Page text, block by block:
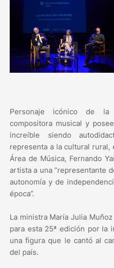
Personaje icónico de la
compositora musical y
increíble siendo
representa a la cultural
Área de Música, Fernando
artista a una “representante
autonomía y de
época”.
La ministra María Julia
para esta 25ª edición por la
una figura que le cantó al
del país.